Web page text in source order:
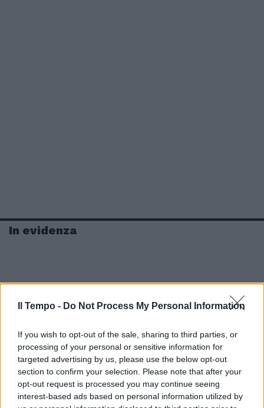
Il Tempo - Do Not Process My Personal Information
If you wish to opt-out of the sale, sharing to third parties, or
processing of your personal or sensitive information for
targeted advertising by us, please use the below opt-out
section to confirm your selection. Please note that after your
opt-out request is processed you may continue seeing
interest-based ads based on personal information utilized by
In evidenza